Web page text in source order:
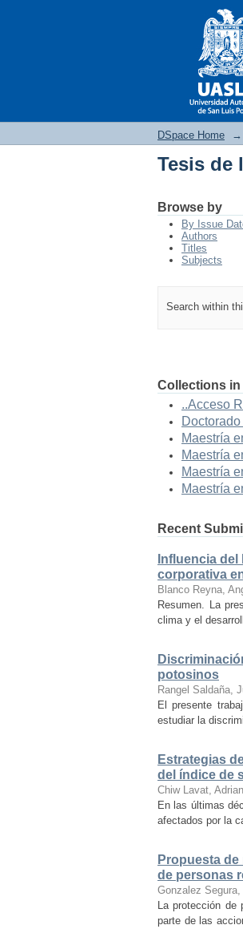
DSpace Home →
Tesis de
Browse by
By Issue
Authors
Titles
Subjects
Search within
Collections
..Acceso
Maestría
Maestría
Maestría
Maestría
Recent
Influencia
corporativa
Blanco Reyna,
Resumen. La
clima y el
potosinos
Rangel Saldaña,
El presente
estudiar la
Estrategias
del índice de
Chiw Lavat,
En las últimas
afectados por la
Propuesta
de personas
Gonzalez
La protección de
parte de las